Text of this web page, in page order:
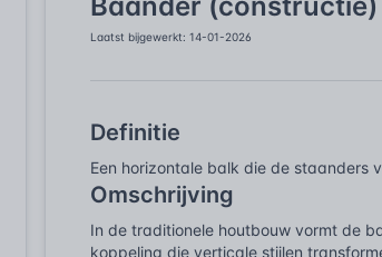
Laatst bijgewerkt: 14-01-2026
Definitie
Een horizontale balk die de staanders
Omschrijving
In de traditionele houtbouw vormt de
koppeling die verticale stijlen